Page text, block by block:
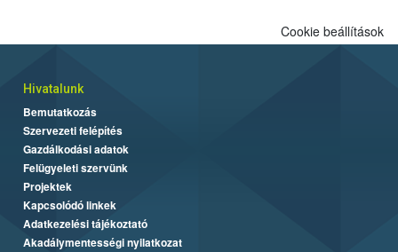
Cookie beállítások
Hivatalunk
Bemutatkozás
Szervezeti felépítés
Gazdálkodási adatok
Felügyeleti szervünk
Projektek
Kapcsolódó linkek
Adatkezelési tájékoztató
Akadálymentességi nyilatkozat